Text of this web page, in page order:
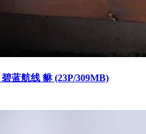
蓝航线 貅 (23P/309MB)